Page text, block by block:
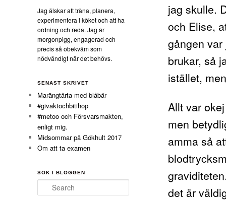
jag skulle.
och Elise,
gången
brukar, så
istället,
Allt var
men
amma så
det är
Jag älskar att träna, planera,
experimentera i köket och att ha
ordning och reda. Jag är
morgonpigg, engagerad och
precis så obekväm som
nödvändigt när det behövs.
SENAST SKRIVET
Marängtårta med blåbär
#givaktochbitihop
#metoo och Försvarsmakten,
enligt mig.
Midsommar på Gökhult 2017
Om att ta examen
SÖK I BLOGGEN
Search